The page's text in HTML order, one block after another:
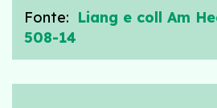
Fonte: Liang e coll Am
508-14